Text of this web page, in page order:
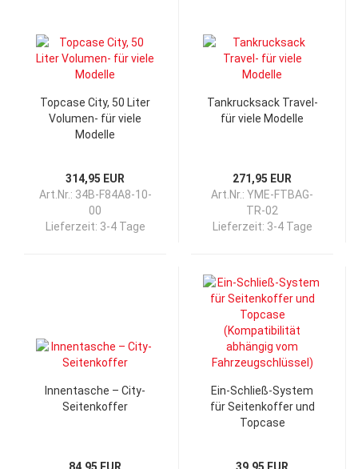
Topcase City, 50 Liter
Volumen- für viele
Modelle
314,95 EUR
Art.Nr.: 34B-F84A8-10-
00
Lieferzeit: 3-4 Tage
Tankrucksack Travel-
für viele Modelle
271,95 EUR
Art.Nr.: YME-FTBAG-
TR-02
Lieferzeit: 3-4 Tage
Innentasche – City-
Seitenkoffer
Ein-Schließ-System
für Seitenkoffer und
Topcase